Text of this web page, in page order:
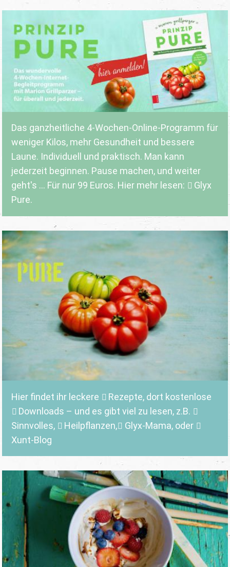
Das ganzheitliche 4-Wochen-Online-Programm für
weniger Kilos, mehr Gesundheit und bessere
Laune. Individuell und praktisch. Man kann
jederzeit beginnen. Pause machen, und weiter
geht's ... Für nur 99 Euros. Hier mehr lesen:
Glyx
Pure.
Hier findet ihr leckere Rezepte, dort kostenlose
Downloads – und es gibt viel zu lesen, z.B.
Sinnvolles, Heilpflanzen, Glyx-Mama,oder
Xunt-Blog